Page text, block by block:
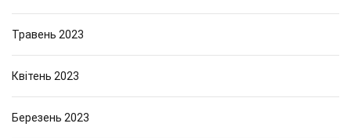
Травень 2023
Квітень 2023
Березень 2023